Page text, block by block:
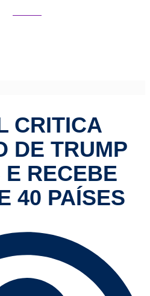
CRITICA
DE TRUMP
E RECEBE
40 PAÍSES